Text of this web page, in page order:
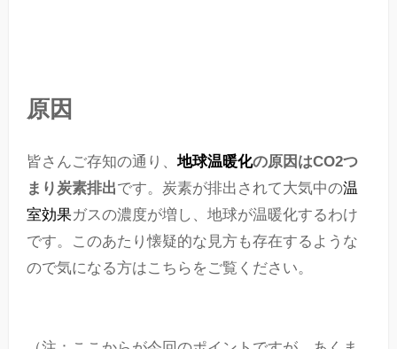
原因
皆さんご存知の通り、 地球温暖化の原因はCO2つ
まり炭素排出です。炭素が排出されて大気中の温
室効果ガスの濃度が増し、地球が温暖化するわけ
です。このあたり懐疑的な見方も存在するような
ので気になる方はこちらをご覧ください。